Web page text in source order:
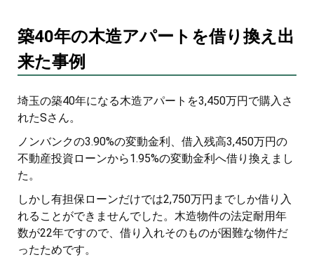
築40年の木造アパートを借り換え出
来た事例
埼玉の築40年になる木造アパートを3,450万円で購入さ
れたSさん。
ノンバンクの3.90%の変動金利、借入残高3,450万円の
不動産投資ローンから1.95%の変動金利へ借り換えまし
た。
しかし有担保ローンだけでは2,750万円までしか借り入
れることができませんでした。木造物件の法定耐用年
数が22年ですので、借り入れそのものが困難な物件だ
ったためです。